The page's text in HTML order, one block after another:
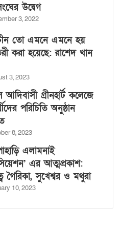
উদ্বেগ
3, 2022
তো এমনে এমনে হয়
করা হয়েছে: রাশেদ খান
3, 2023
গ্রীনহার্ট কলেজে
পরিচিতি অনুষ্ঠান
8, 2023
এলামনাই
এর আত্মপ্রকাশ:
গৈরিকা, সুখেশ্বর ও মথুরা
10, 2023